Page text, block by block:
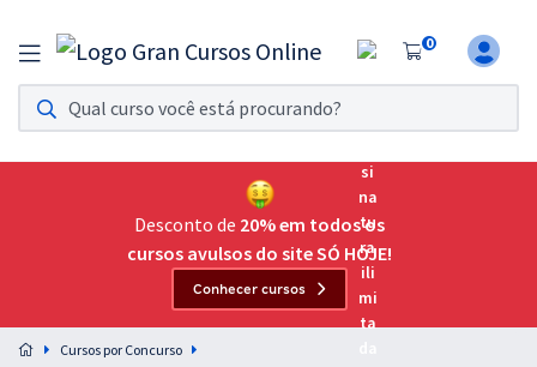
0
Assinatura Ilimitada 11
Acesso a todos os cursos. Teste grátis por 7 dias!
Assinatura OAB Até Passar
Acesso ilimitado a toda preparação para o Exame da
Preparação completa e intensiva para as principais
residências em saúde do Brasil
Desconto de 20% em todos os
cursos avulsos do site SÓ HOJE!
Conhecer cursos
Cursos por Concurso